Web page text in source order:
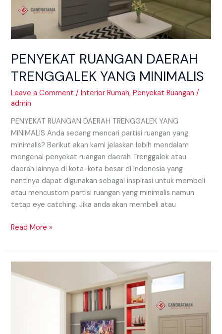
PENYEKAT RUANGAN DAERAH
TRENGGALEK YANG MINIMALIS
Leave a Comment /Interior Rumah,Penyekat Ruangan /
admin
PENYEKAT RUANGAN DAERAH TRENGGALEK YANG
MINIMALIS Anda sedang mencari partisi ruangan yang
minimalis? Berikut akan kami jelaskan lebih mendalam
mengenai penyekat ruangan daerah Trenggalek atau
daerah lainnya di kota-kota besar di Indonesia yang
nantinya dapat digunakan sebagai inspirasi untuk membeli
atau mencustom partisi ruangan yang minimalis namun
tetap eye catching. Jika anda akan membeli atau
Read More »
Penyekat